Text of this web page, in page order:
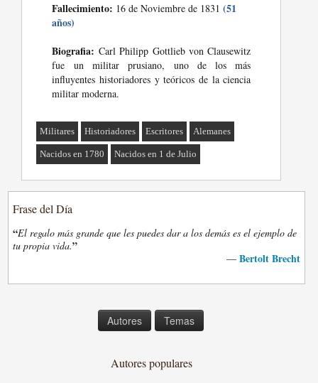
Fallecimiento: 16 de Noviembre de 1831(51
años)
Biografia: Carl Philipp Gottlieb von Clausewitz
fue un militar prusiano, uno de los más
influyentes historiadores y teóricos de la ciencia
militar moderna.
Militares Historiadores Escritores Alemanes
Nacidos en 1780 Nacidos en 1 de Julio
Frase del Día
“El regalo más grande que les puedes dar a los demás es el ejemplo de
tu propia vida.”
— Bertolt Brecht
Autores Temas
Autores populares